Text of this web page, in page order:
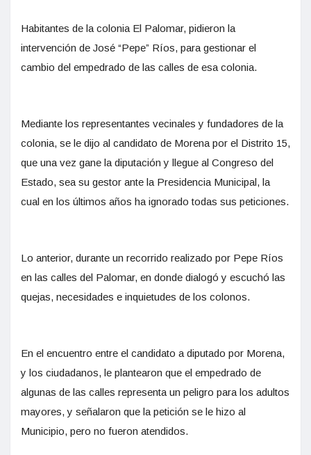
Habitantes de la colonia El Palomar, pidieron la
intervención de José “Pepe” Ríos, para gestionar el
cambio del empedrado de las calles de esa colonia.
Mediante los representantes vecinales y fundadores de la
colonia, se le dijo al candidato de Morena por el Distrito 15,
que una vez gane la diputación y llegue al Congreso del
Estado, sea su gestor ante la Presidencia Municipal, la
cual en los últimos años ha ignorado todas sus peticiones.
Lo anterior, durante un recorrido realizado por Pepe Ríos
en las calles del Palomar, en donde dialogó y escuchó las
quejas, necesidades e inquietudes de los colonos.
En el encuentro entre el candidato a diputado por Morena,
y los ciudadanos, le plantearon que el empedrado de
algunas de las calles representa un peligro para los adultos
mayores, y señalaron que la petición se le hizo al
Municipio, pero no fueron atendidos.